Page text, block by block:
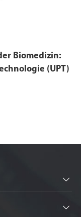
Biomedizin:
(UPT)

